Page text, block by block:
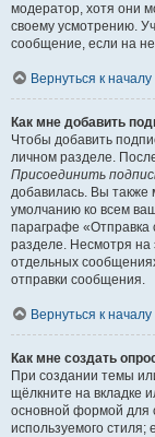
модератор, хотя они
своему усмотрению.
сообщение, если на
Вернуться к началу
Как мне добавить
Чтобы добавить
личном разделе.
Присоединить
добавилась. Вы также
умолчанию ко всем
параграфе «Отправка
разделе. Несмотря на
отдельных
отправки сообщения.
Вернуться к началу
Как мне создать
При создании темы
щёлкните на вкладке
основной формой для
используемого